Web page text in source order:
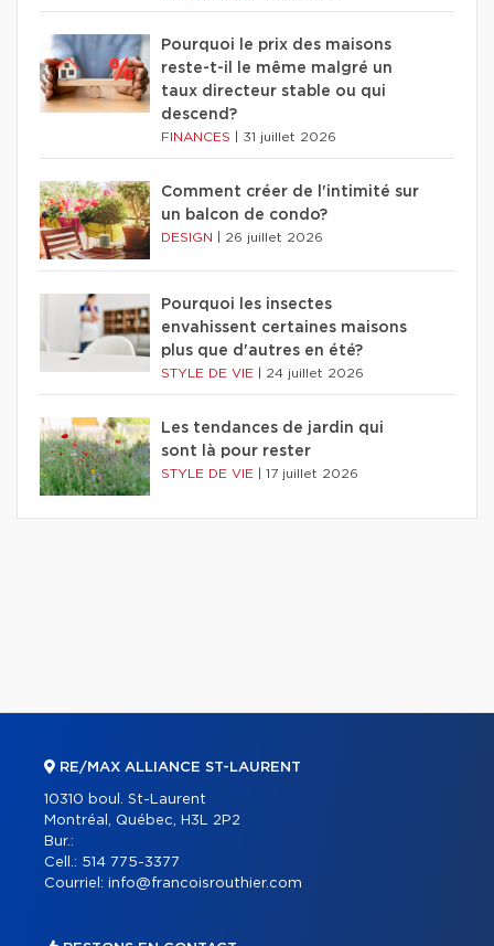
Pourquoi le prix des maisons
reste-t-il le même malgré un
taux directeur stable ou qui
descend?
FINANCES 31 juillet 2026
Comment créer de l'intimité sur
un balcon de condo?
DESIGN 26 juillet 2026
Pourquoi les insectes
envahissent certaines maisons
plus que d'autres en été?
STYLE DE VIE 24 juillet 2026
Les tendances de jardin qui
sont là pour rester
STYLE DE VIE 17 juillet 2026
RE/MAX ALLIANCE ST-LAURENT
10310 boul. St-Laurent
Montréal, Québec, H3L 2P2
Bur.:
Cell.: 514 775-3377
Courriel: info@francoisrouthier.com